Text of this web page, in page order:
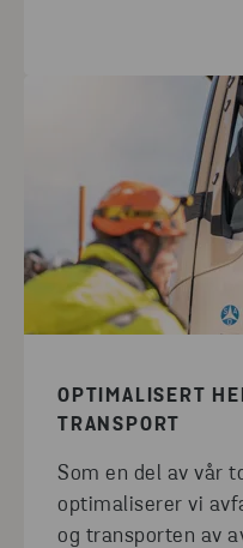
OPTIMALISERT
TRANSPORT
Som en del av vår
optimaliserer vi
og transporten av